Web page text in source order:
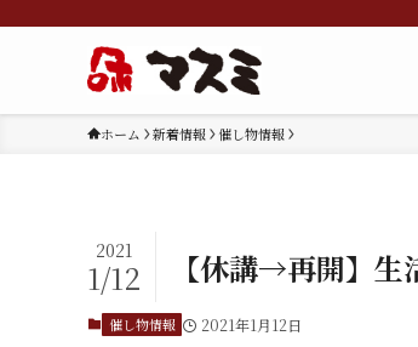
ホーム 新着情報 催し物情報
【休講→再開】
2021
1/12
催し物情報 2021年1月12日